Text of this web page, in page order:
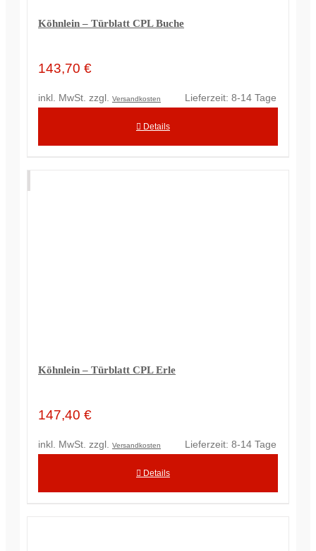
Köhnlein – Türblatt CPL Buche
143,70 €
inkl. MwSt. zzgl. Versandkosten Lieferzeit: 8-14 Tage
Details
Köhnlein – Türblatt CPL Erle
147,40 €
inkl. MwSt. zzgl. Versandkosten Lieferzeit: 8-14 Tage
Details